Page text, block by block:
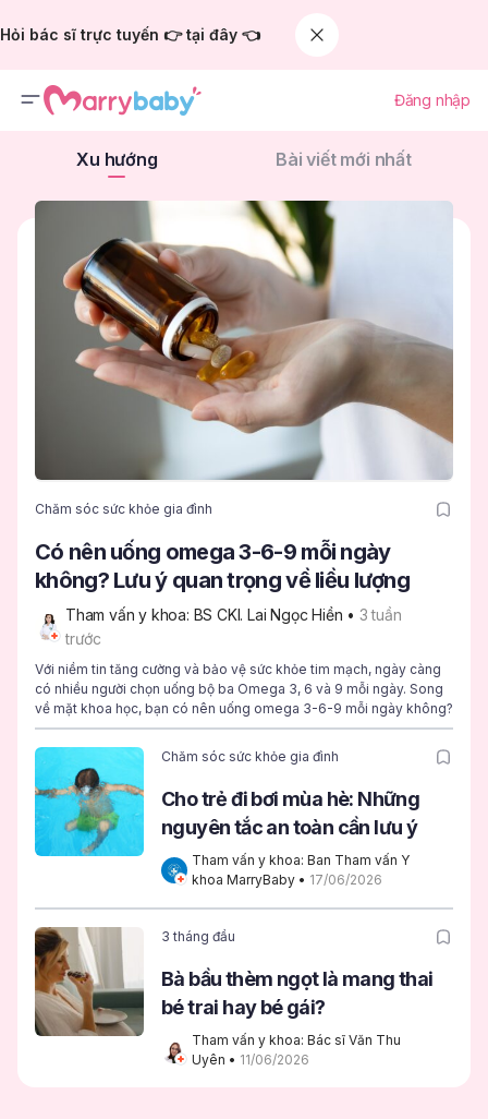
Hỏi bác sĩ trực tuyến 👉 tại đây 👈
Đăng nhập
Xu hướng Bài viết mới nhất
Chăm sóc sức khỏe gia đình
Có nên uống omega 3-6-9 mỗi ngày
không? Lưu ý quan trọng về liều lượng
Tham vấn y khoa: BS CKI. Lai Ngọc Hiền • 3 tuần
trước
Với niềm tin tăng cường và bảo vệ sức khỏe tim mạch, ngày càng
có nhiều người chọn uống bộ ba Omega 3, 6 và 9 mỗi ngày. Song
về mặt khoa học, bạn có nên uống omega 3-6-9 mỗi ngày không?
Chăm sóc sức khỏe gia đình
Cho trẻ đi bơi mùa hè: Những
nguyên tắc an toàn cần lưu ý
Tham vấn y khoa: Ban Tham vấn Y
khoa MarryBaby • 17/06/2026
3 tháng đầu
Bà bầu thèm ngọt là mang thai
bé trai hay bé gái?
Tham vấn y khoa: Bác sĩ Văn Thu
Uyên • 11/06/2026